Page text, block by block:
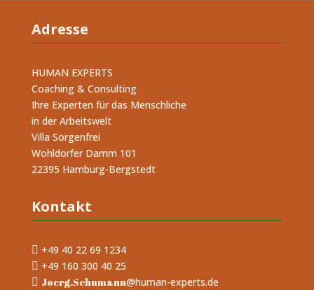
Adresse
HUMAN EXPERTS
Coaching & Consulting
Ihre Experten für das Menschliche
in der Arbeitswelt
Villa Sorgenfrei
Wohldorfer Damm 101
22395 Hamburg-Bergstedt
Kontakt
 +49 40 22 69 1234
 +49 160 300 40 25
 Joerg.Schumann@human-experts.de